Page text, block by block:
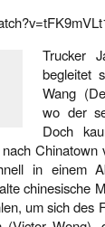
Trucker
begleitet
Wang
wo der
Doch
Chinatown
in einem
chinesische
um sich des